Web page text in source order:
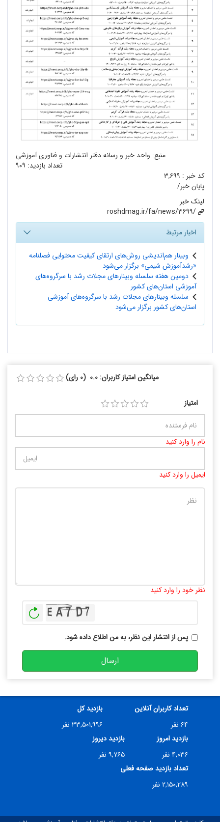
منبع: واحد خبر و رسانه دفتر انتشارات و فناوری آموزشی
تعداد بازدید: ۹۰۹
کد خبر : ۳,۶۹۹
پایان خبر/
لینک خبر
roshdmag.ir/fa/news/3699/
اخبار مرتبط
وبینار هم‌اندیشی روش‌‌های ارتقای کیفیت محتوایی فصلنامه
«رشد‌آموزش شیمی» برگزار می‌شود
دومین هفته سلسله وبینارهای مجلات رشد با سرگروه‌های
آموزشی استان‌های کشور
سلسله وبینارهای مجلات رشد با سرگروه‌های آموزشی
استان‌های کشور برگزار می‌شود
میانگین امتیاز کاربران: 0.0 (0 رای)
امتیاز
نام را وارد کنید
ایمیل را وارد کنید
نظر خود را وارد کنید
پس از انتشار این نظر، به من اطلاع داده شود.
ارسال
تعداد کاربران آنلاین
۶۴ نفر
بازدید کل
۳۳,۵۰۱,۹۹۶ نفر
بازدید امروز
۴,۰۳۶ نفر
بازدید دیروز
۹,۷۶۵ نفر
تعداد بازدید صفحه فعلی
۲,۱۵۰,۲۸۹ نفر